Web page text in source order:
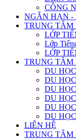
CÔNG
NGẮN HẠN -
TRUNG TÂM
LỚP
Lớp
LỚP
TRUNG TÂM
DU
DU
DU
DU
DU
DU
LIÊN HỆ
TRUNG TÂM